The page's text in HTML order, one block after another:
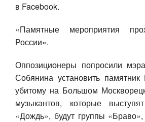
в Facebook.
«Памятные мероприятия
России».
Оппозиционеры попросили
Собянина установить
убитому на Большом
музыкантов, которые
«Дождь», будут группы